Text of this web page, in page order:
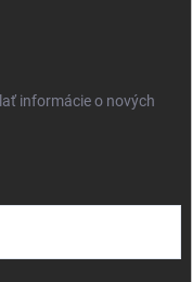
informácie o nových